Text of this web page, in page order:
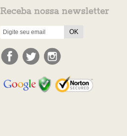
Receba nossa newsletter